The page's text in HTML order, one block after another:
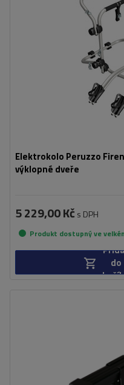
Elektrokolo Peruzzo
výklopné dveře
kompatibilní s elektrokoly
5 229,00 Kč s DPH
Produkt dostupný ve
do